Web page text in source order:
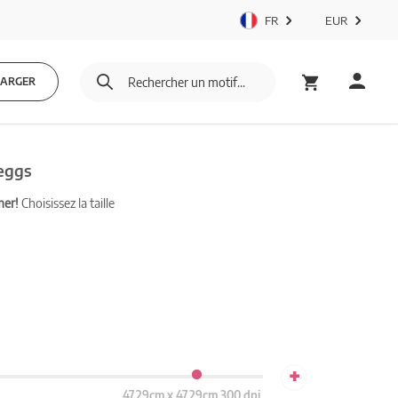
FR EUR
Choisissez la taille
+